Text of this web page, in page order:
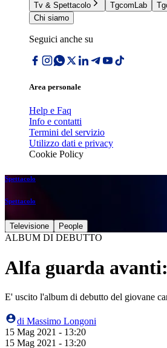
Tv & Spettacolo
TgcomLab
Chi siamo
Seguici anche su
Area personale
Help e Faq
Info e contatti
Termini del servizio
Utilizzo dati e privacy
Cookie Policy
Spettacolo
Spettacolo
Televisione People
ALBUM DI DEBUTTO
Alfa guarda
E' uscito l'album di debutto del giovane
di Massimo Longoni
15 Mag 2021 - 13:20
15 Mag 2021 - 13:20